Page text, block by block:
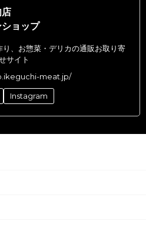
ョップ
、お惣菜・デリカの通販お取り寄
サイト
meat.jp/
Instagram